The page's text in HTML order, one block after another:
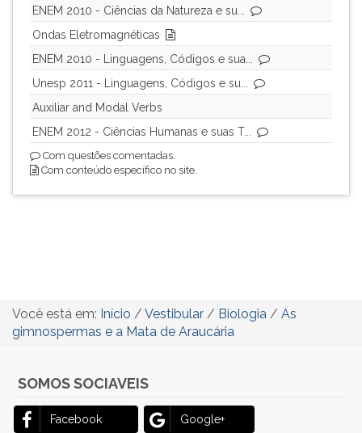
ENEM 2010 - Ciências da Natureza e su...
Ondas Eletromagnéticas
ENEM 2010 - Linguagens, Códigos e sua...
Unesp 2011 - Linguagens, Códigos e su...
Auxiliar and Modal Verbs
ENEM 2012 - Ciências Humanas e suas T...
Com questões comentadas.
Com conteúdo específico no site.
Você está em: Início / Vestibular / Biologia / As
gimnospermas e a Mata de Araucária
SOMOS SOCIAVEIS
Facebook Google+